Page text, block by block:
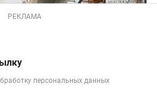
РЕКЛАМА
персональных данных